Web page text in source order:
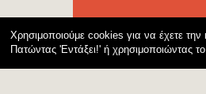
Χρησιμοποιούμε cookies για να έχετε
Πατώντας 'Εντάξει!' ή χρησιμοποιώντας